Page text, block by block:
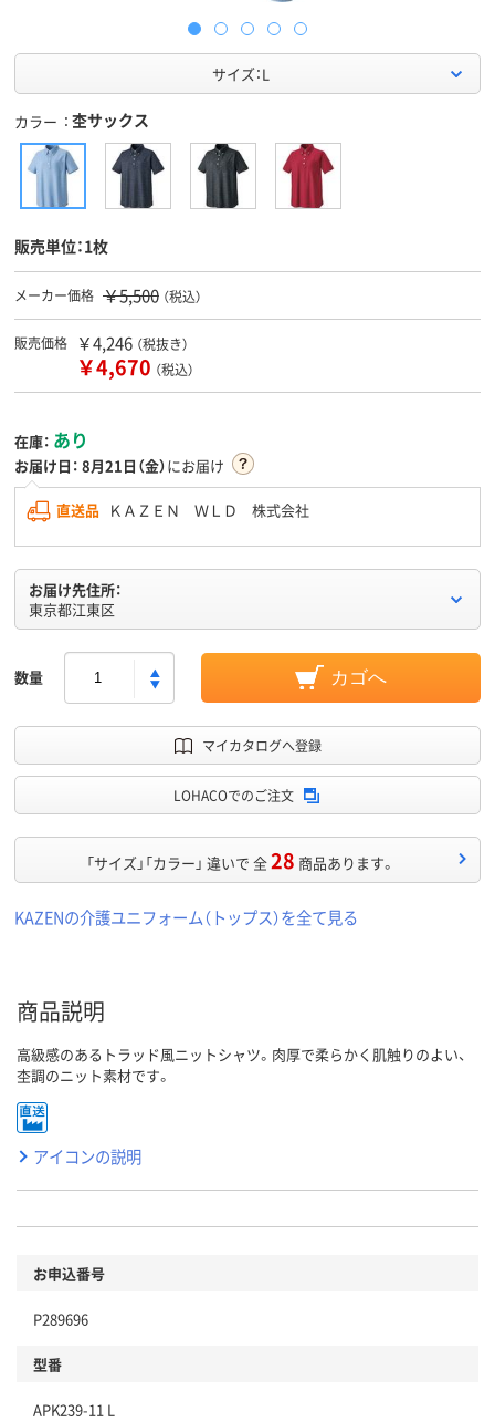
サイズ：L
カラー 杢サックス
販売単位：1枚
メーカー価格 ￥5,500 （税込）
販売価格 ￥4,246 （税抜き）
￥4,670 （税込）
在庫： あり
お届け日： 8月21日（金）にお届け
直送品 ＫＡＺＥＮ ＷＬＤ 株式会社
お届け先住所：
東京都江東区
数量 カゴへ
マイカタログへ登録
LOHACOでのご注文
「サイズ」「カラー」 違いで 全28 商品あります。
KAZENの介護ユニフォーム（トップス）を全て見る
商品説明
高級感のあるトラッド風ニットシャツ。肉厚で柔らかく肌触りのよい、
杢調のニット素材です。
アイコンの説明
お申込番号
P289696
型番
APK239-11 L